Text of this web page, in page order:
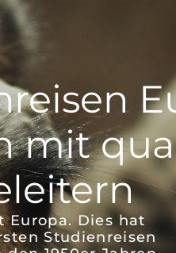
mit
Europa. Dies hat
Studienreisen